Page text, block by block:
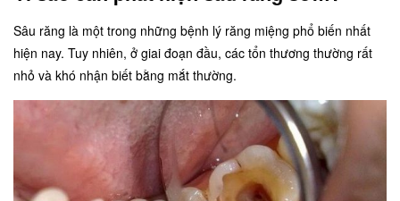
Sâu răng là một trong những bệnh lý răng miệng phổ biến nhất
hiện nay. Tuy nhiên, ở giai đoạn đầu, các tổn thương thường rất
nhỏ và khó nhận biết bằng mắt thường.